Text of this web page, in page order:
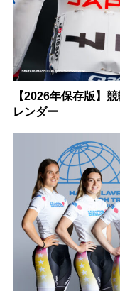
【2026年保存版】
レンダー